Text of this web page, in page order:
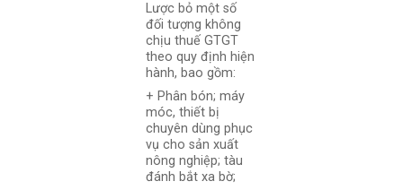
Lược bỏ một số
đối tượng không
chịu thuế GTGT
theo quy định hiện
hành, bao gồm:
+ Phân bón; máy
móc, thiết bị
chuyên dùng phục
vụ cho sản xuất
nông nghiệp; tàu
đánh bắt xa bờ;